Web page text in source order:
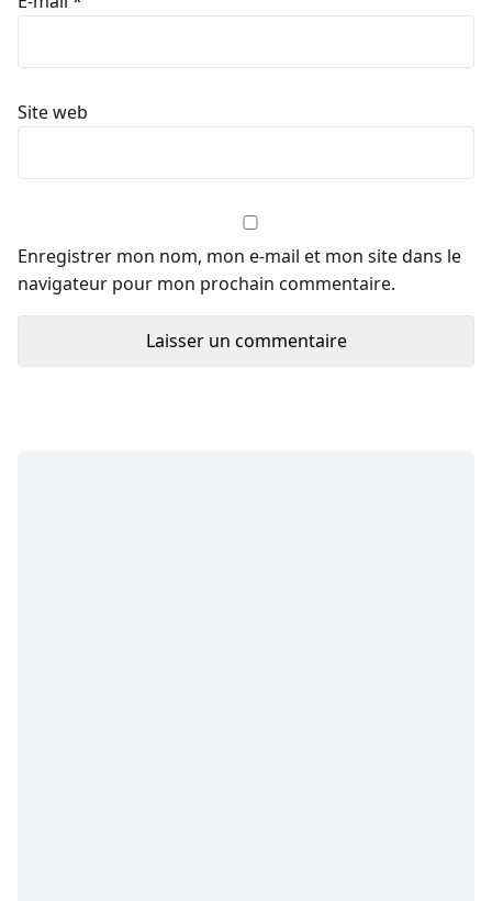
Site web
Enregistrer mon nom, mon e-mail et mon site dans le
navigateur pour mon prochain commentaire.